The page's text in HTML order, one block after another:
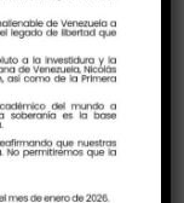
enero